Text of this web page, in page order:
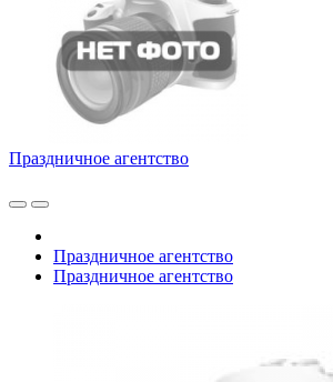
Праздничное агентство
Праздничное агентство
Праздничное агентство